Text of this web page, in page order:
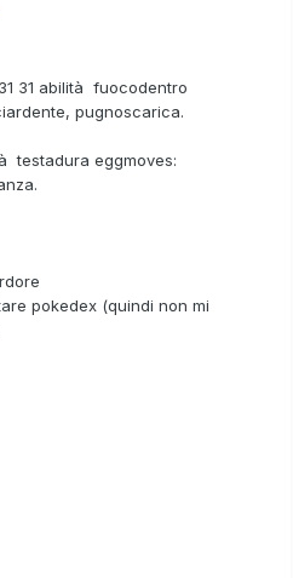
31 abilità fuocodentro
pugnoscarica.
testadura eggmoves:
pokedex (quindi non mi